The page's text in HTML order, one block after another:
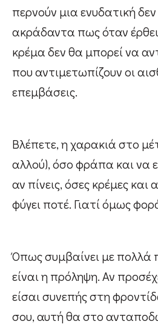
περνούν μια ενυδατική
ακράδαντα πως όταν
κρέμα δεν θα μπορεί να
που αντιμετωπίζουν οι
επεμβάσεις.
Βλέπετε, η χαρακιά στο
αλλού), όσο φράπα και να
αν πίνεις, όσες κρέμες και
φύγει ποτέ. Γιατί όμως
Όπως συμβαίνει με πολλά
είναι η πρόληψη. Αν
είσαι συνεπής στη
σου, αυτή θα στο